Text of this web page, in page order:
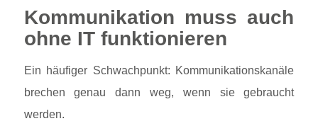
Kommunikation muss auch
ohne IT funktionieren
Ein häufiger Schwachpunkt: Kommunikationskanäle
brechen genau dann weg, wenn sie gebraucht
werden.